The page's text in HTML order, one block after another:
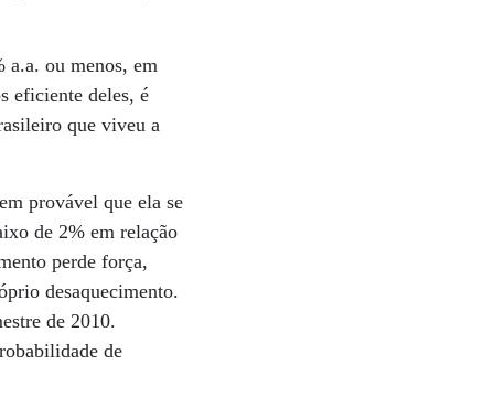
a.a. ou menos, em
eficiente deles, é
que viveu a
provável que ela se
de 2% em relação
perde força,
desaquecimento.
de 2010.
de